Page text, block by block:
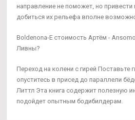
направление не поможет, но
добиться их рельефа вполне
Boldenona-E стоимость Артём -
Ливны?
Переход на колени с гирей Поставьте
опуститесь в присед до параллели
Литтл Эта книга содержит полезную
подойдет опытным бодибилдерам.